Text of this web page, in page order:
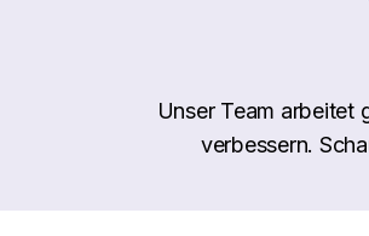
Unser Team arbeitet
verbessern.